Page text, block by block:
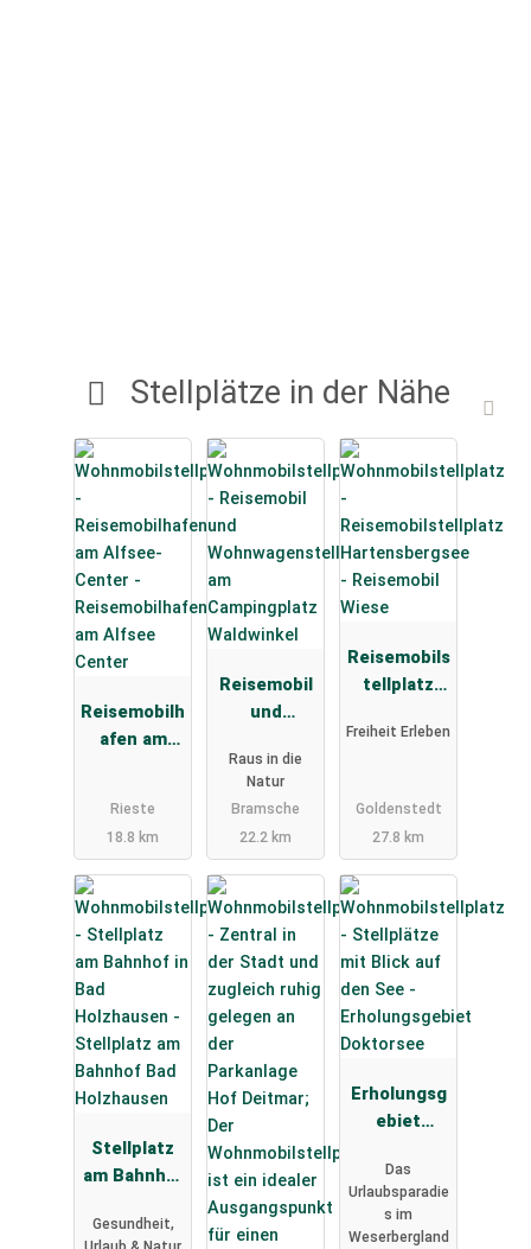
Stellplätze in der Nähe
Reisemobilh
afen am
Rieste
18.8 km
Reisemobil
und
stellplatz
tz
Waldwinkel
Raus in die
Natur
Bramsche
22.2 km
Reisemobils
tellplatz
gsee -
Freiheit Erleben
Goldenstedt
27.8 km
Stellplatz
am Bahnhof
Holzhausen
Gesundheit,
Erholungsg
ebiet
Das
Urlaubsparadie
s im
Weserbergland